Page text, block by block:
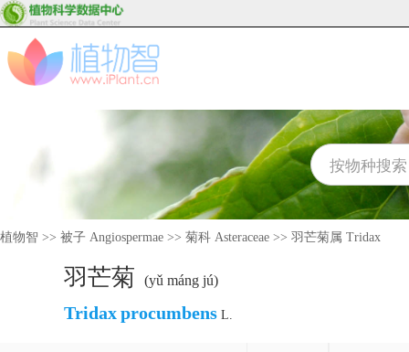
植物智 >> 被子 Angiospermae >> 菊科 Asteraceae >> 羽芒菊属 Tridax
羽芒菊 (yǔ máng jú)
Tridaxprocumbens L.